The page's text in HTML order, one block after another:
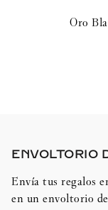
Oro
ENVOLTORIO
Envía tus regalos
en un envoltorio